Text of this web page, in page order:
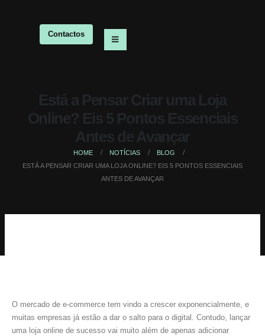
Contactos
Está a Pensar Criar uma Loja
Online? Eis 5 Pontos Essenciais
Antes de Avançar
HOME NOTÍCIAS
BLOG
ESTÁ A PENSAR CRIAR UMA LOJA ONLINE? EIS 5 PONTOS ESSENCIAIS
ANTES DE AVANÇAR
O mercado de e-commerce tem vindo a crescer exponencialmente, e
muitas empresas já estão a dar o salto para o digital. Contudo, lançar
uma loja online de sucesso vai muito além de apenas adicionar